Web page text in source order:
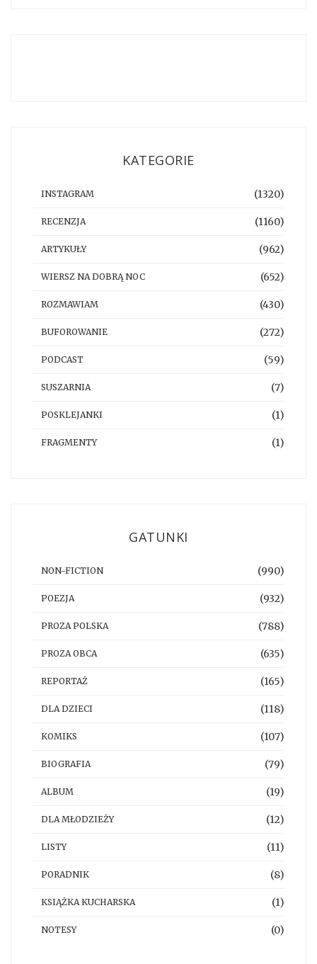
KATEGORIE
INSTAGRAM (1320)
RECENZJA (1160)
ARTYKUŁY (962)
WIERSZ NA DOBRĄ NOC (652)
ROZMAWIAM (430)
BUFOROWANIE (272)
PODCAST (59)
SUSZARNIA (7)
POSKLEJANKI (1)
FRAGMENTY (1)
GATUNKI
NON-FICTION (990)
POEZJA (932)
PROZA POLSKA (788)
PROZA OBCA (635)
REPORTAŻ (165)
DLA DZIECI (118)
KOMIKS (107)
BIOGRAFIA (79)
ALBUM (19)
DLA MŁODZIEŻY (12)
LISTY (11)
PORADNIK (8)
KSIĄŻKA KUCHARSKA (1)
NOTESY (0)